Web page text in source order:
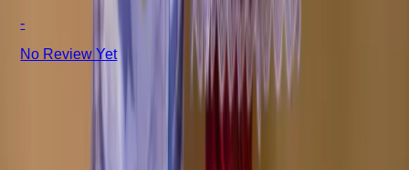
-
No Review Yet